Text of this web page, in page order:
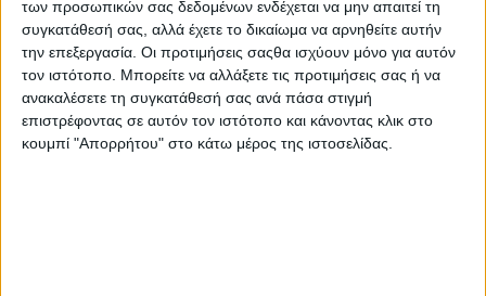
των προσωπικών σας δεδομένων ενδέχεται να μην απαιτεί τη
συγκατάθεσή σας, αλλά έχετε το δικαίωμα να αρνηθείτε αυτήν
την επεξεργασία. Οι προτιμήσεις σαςθα ισχύουν μόνο για αυτόν
τον ιστότοπο. Μπορείτε να αλλάξετε τις προτιμήσεις σας ή να
ανακαλέσετε τη συγκατάθεσή σας ανά πάσα στιγμή
επιστρέφοντας σε αυτόν τον ιστότοπο και κάνοντας κλικ στο
κουμπί "Απορρήτου" στο κάτω μέρος της ιστοσελίδας.
τη Zeekr. Από την πρώτη στιγμή ξεχώρισα τη
φιλοσοφία και τον τρόπο με τον οποίο προσεγγίζει
το μέλλον της μετακίνησης. Πρόκειται για μια
μάρκα που δεν ακολουθεί απλώς τις εξελίξεις, αλλά
τις διαμορφώνει με ξεκάθαρη κατεύθυνση και